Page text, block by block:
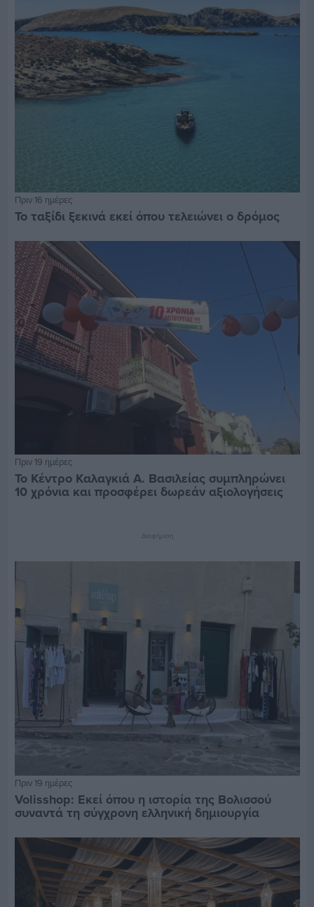
Πριν 16 ημέρες
Το ταξίδι ξεκινά εκεί όπου τελειώνει ο δρόμος
Πριν 19 ημέρες
Το Κέντρο Καλαγκιά Α. Βασιλείας συμπληρώνει
10 χρόνια και προσφέρει δωρεάν αξιολογήσεις
Διαφήμιση
Πριν 19 ημέρες
Volisshop: Εκεί όπου η ιστορία της Βολισσού
συναντά τη σύγχρονη ελληνική δημιουργία